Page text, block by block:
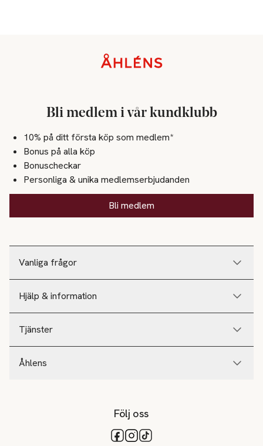
Vanliga frågor
Hjälp & information
Tjänster
Åhlens
Bli medlem i vår kundklubb
10% på ditt första köp som medlem*
Bonus på alla köp
Bonuscheckar
Personliga & unika medlemserbjudanden
Bli medlem
Följ oss